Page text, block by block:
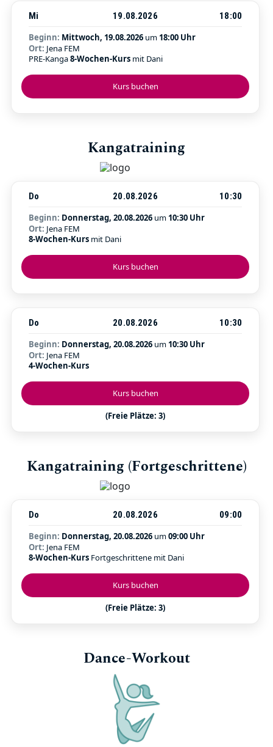
Kurs buchen
Mi 19.08.2026
18:00
Beginn: Mittwoch, 19.08.2026 um 18:00 Uhr
Ort: Jena FEM
PRE-Kanga8-Wochen-Kurs mit Dani
Kangatraining
Kurs buchen
Do 20.08.2026
10:30
Beginn: Donnerstag, 20.08.2026 um 10:30 Uhr
Ort: Jena FEM
8-Wochen-Kurs mit Dani
Kurs buchen
(Freie Plätze: 3)
Do 20.08.2026
10:30
Beginn: Donnerstag, 20.08.2026 um 10:30 Uhr
Ort: Jena FEM
4-Wochen-Kurs
Kangatraining (Fortgeschrittene)
Kurs buchen
(Freie Plätze: 3)
Do 20.08.2026
09:00
Beginn: Donnerstag, 20.08.2026 um09:00 Uhr
Ort: Jena FEM
8-Wochen-Kurs Fortgeschrittene mit Dani
Dance-Workout